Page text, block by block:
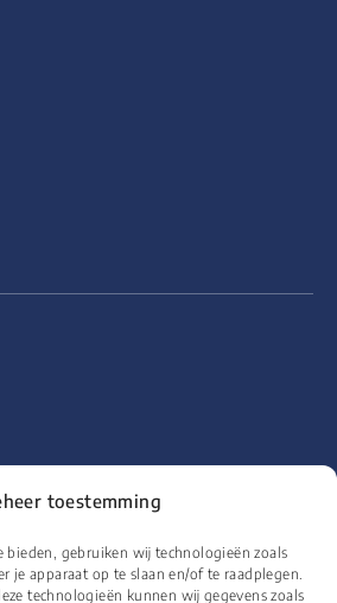
toestemming
bieden, gebruiken wij technologieën zoals
je apparaat op te slaan en/of te raadplegen.
technologieën kunnen wij gegevens zoals